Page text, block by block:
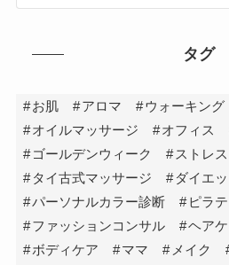
タグ
お肌 アロマ ウォーキング
オイルマッサージ
オフィス
ゴールデンウィーク
ストレス
タイ古式マッサージ
ダイエッ
パーソナルカラー診断
ピラ
ファッションコンサル
ヘア
ボディケア
ママ メイク